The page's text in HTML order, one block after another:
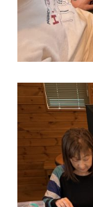
MOKA
三重県／